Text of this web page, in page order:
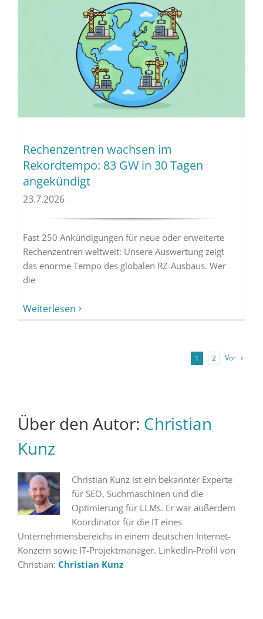
Rechenzentren wachsen im
Rekordtempo: 83 GW in 30 Tagen
angekündigt
23.7.2026
Fast 250 Ankündigungen für neue oder erweiterte
Rechenzentren weltweit: Unsere Auswertung zeigt
das enorme Tempo des globalen RZ-Ausbaus. Wer
die
Weiterlesen
1 2 Vor
Über den Autor: Christian
Kunz
Christian Kunz ist ein bekannter Experte
für SEO, Suchmaschinen und die
Optimierung für LLMs. Er war außerdem
Koordinator für die IT eines
Unternehmensbereichs in einem deutschen Internet-
Konzern sowie IT-Projektmanager. LinkedIn-Profil von
Christian: Christian Kunz